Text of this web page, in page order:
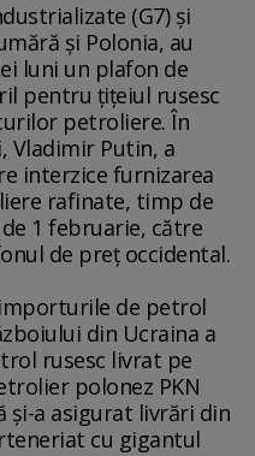
(G7) şi
şi Polonia, au
luni un plafon de
pentru ţiţeiul rusesc
petroliere. În
Vladimir Putin, a
interzice furnizarea
rafinate, timp de
1 februarie, către
de preţ occidental.
de petrol
din Ucraina a
rusesc livrat pe
polonez PKN
şi-a asigurat livrări din
cu gigantul